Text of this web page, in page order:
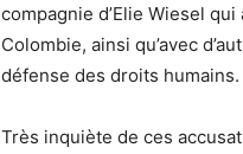
compagnie d’Elie Wiesel
Colombie, ainsi qu’avec
défense des droits humains.
Très inquiète de ces